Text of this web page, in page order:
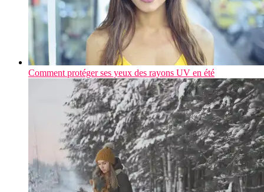
Comment protéger ses yeux des rayons UV en été